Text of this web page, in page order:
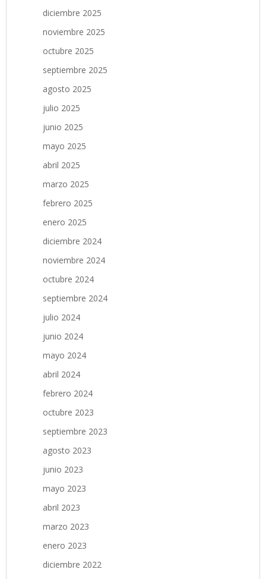
diciembre 2025
noviembre 2025
octubre 2025
septiembre 2025
agosto 2025
julio 2025
junio 2025
mayo 2025
abril 2025
marzo 2025
febrero 2025
enero 2025
diciembre 2024
noviembre 2024
octubre 2024
septiembre 2024
julio 2024
junio 2024
mayo 2024
abril 2024
febrero 2024
octubre 2023
septiembre 2023
agosto 2023
junio 2023
mayo 2023
abril 2023
marzo 2023
enero 2023
diciembre 2022